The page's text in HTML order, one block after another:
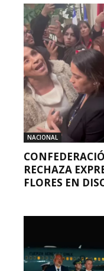
NACIONAL
RECHAZA
FLORES EN